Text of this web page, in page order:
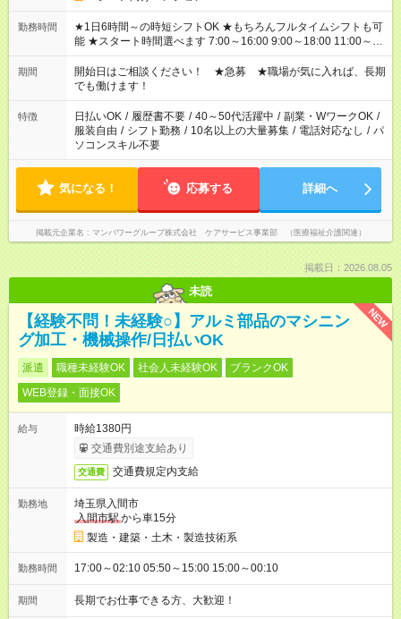
勤務時間
★1日6時間～の時短シフトOK ★もちろんフルタイムシフトも可
能 ★スタート時間選べます 7:00～16:00 9:00～18:00 11:00～
20:00 など 残業なし！ ※Wワークの場合、他のお仕事と合わせ
週40時間超の就業はご案内できません ※法令に基づき、週20時
間以上勤務は社会保険への加入対象となります ※労働者派遣法
（日雇い派遣の原則禁止）により、短時間・短期間の就業はご
案内が難しい場合があります
期間
開始日はご相談ください！ ★急募 ★職場が気に入れば、長期
でも働けます！
特徴 日払いOK / 履歴書不要 / 40～50代活躍中 / 副業・WワークOK /
服装自由 / シフト勤務 / 10名以上の大量募集 / 電話対応なし / パ
ソコンスキル不要
気になる！ 応募する 詳細へ
掲載元企業名 マンパワーグループ株式会社 ケアサービス事業部 （医療福祉介護関連）
掲載日：2026.08.05
未読
NEW
【経験不問！未経験○】アルミ部品のマシニン
グ加工・機械操作/日払いOK
派遣 職種未経験OK 社会人未経験OK
ブランクOK
WEB登録・面接OK
給与
時給1380円
交通費別途支給あり
交通費 交通費規定内支給
勤務地
埼玉県入間市
入間市駅から車15分
製造・建築・土木・製造技術系
勤務時間 17:00～02:10 05:50～15:00 15:00～00:10
期間 長期でお仕事できる方、大歓迎！